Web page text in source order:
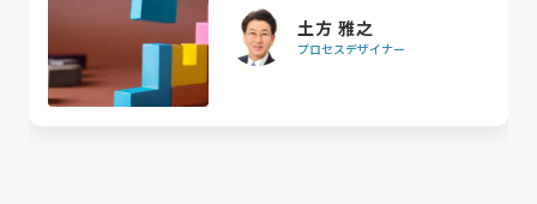
土方 雅之
プロセスデザイナー